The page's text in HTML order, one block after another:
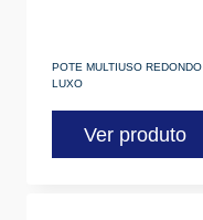
POTE MULTIUSO REDONDO
LUXO
Ver produto